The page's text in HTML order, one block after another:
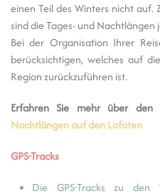
einen Teil des Winters nicht auf.
sind die Tages- und
Bei der Organisation Ihrer
berücksichtigen, welches auf
Region zurückzuführen ist.
Erfahren Sie mehr über den
Nachtlängen auf den Lofoten
GPS-Tracks
Die GPS-Tracks zu den